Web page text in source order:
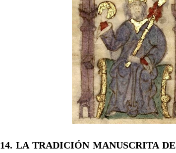
14. LA TRADICIÓN MANUSCRITA DE